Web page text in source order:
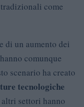
come
di un aumento dei
hanno comunque
scenario ha creato
tecnologiche
settori hanno